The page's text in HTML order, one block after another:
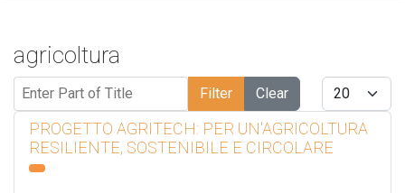
agricoltura
Enter Part of Title Filter Clear Display #
PROGETTO AGRITECH: PER UN'AGRICOLTURA
RESILIENTE, SOSTENIBILE E CIRCOLARE